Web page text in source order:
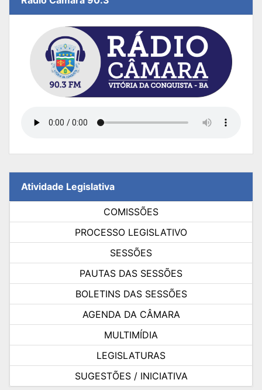
Atividade Legislativa
COMISSÕES
PROCESSO LEGISLATIVO
SESSÕES
PAUTAS DAS SESSÕES
BOLETINS DAS SESSÕES
AGENDA DA CÂMARA
MULTIMÍDIA
LEGISLATURAS
SUGESTÕES / INICIATIVA